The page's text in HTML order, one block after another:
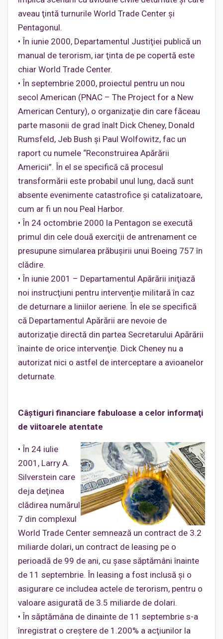
aveau ţintă turnurile World Trade Center şi
Pentagonul.
• În iunie 2000, Departamentul Justiţiei publică un
manual de terorism, iar ţinta de pe copertă este
chiar World Trade Center.
• În septembrie 2000, proiectul pentru un nou
secol American (PNAC – The Project for a New
American Century), o organizaţie din care făceau
parte masonii de grad înalt Dick Cheney, Donald
Rumsfeld, Jeb Bush şi Paul Wolfowitz, fac un
raport cu numele “Reconstruirea Apărării
Americii”. În el se specifică că procesul
transformării este probabil unul lung, dacă sunt
absente evenimente catastrofice şi catalizatoare,
cum ar fi un nou Peal Harbor.
• În 24 octombrie 2000 la Pentagon se execută
primul din cele două exerciţii de antrenament ce
presupune simularea prăbuşirii unui Boeing 757 în
clădire.
• În iunie 2001 – Departamentul Apărării iniţiază
noi instrucţiuni pentru intervenţie militară în caz
de deturnare a liniilor aeriene. În ele se specifică
că Departamentul Apărării are nevoie de
autorizaţie directă din partea Secretarului Apărării
înainte de orice intervenţie. Dick Cheney nu a
autorizat nici o astfel de interceptare a avioanelor
deturnate.
Câştiguri financiare fabuloase a celor informaţi
de viitoarele atentate
• În 24 iulie
2001, Larry A.
Silverstein care
deja deţinea
clădirea numărul
7 din complexul
World Trade Center semnează un contract de 3.2
miliarde dolari, un contract de leasing pe o
perioadă de 99 de ani, cu şase săptămâni înainte
de 11 septembrie. În leasing a fost inclusă şi o
asigurare ce includea actele de terorism, pentru o
valoare asigurată de 3.5 miliarde de dolari.
• În săptămâna de dinainte de 11 septembrie s-a
înregistrat o creştere de 1.200% a acţiunilor la